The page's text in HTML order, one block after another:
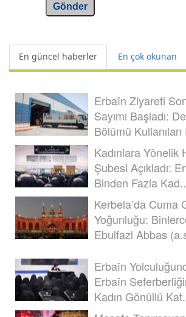
Gönder
En güncel haberler En çok okunan
Erbaîn Ziyareti
Sayımı Başladı:
Bölümü Kullanılan
Kadınlara Yönelik
Şubesi Açıkladı:
Binden Fazla
Kerbela’da Cuma
Yoğunluğu:
Ebulfazl Abbas
Erbaîn
Erbaîn
Kadın Gönüllü